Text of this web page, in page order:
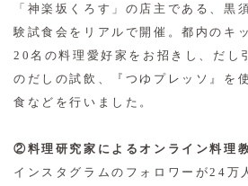
「神楽坂くろす」の店主である、黒
験試食会をリアルで開催。都内のキ
20名の料理愛好家をお招きし、だし
のだしの試飲、『つゆプレッソ』を
食などを行いました。
②料理研究家によるオンライン料理
インスタグラムのフォロワーが24万